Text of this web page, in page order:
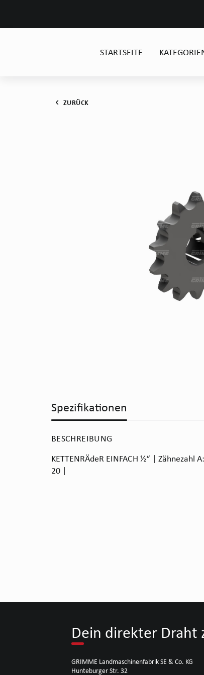
STARTSEITE
ZURÜCK
Spezifikationen
BESCHREIBUNG
KETTENRÄdeR EINFACH ½“ |
20 |
Dein direkter Draht
GRIMME Landmaschinenfabrik SE & Co. KG
Hunteburger Str. 32